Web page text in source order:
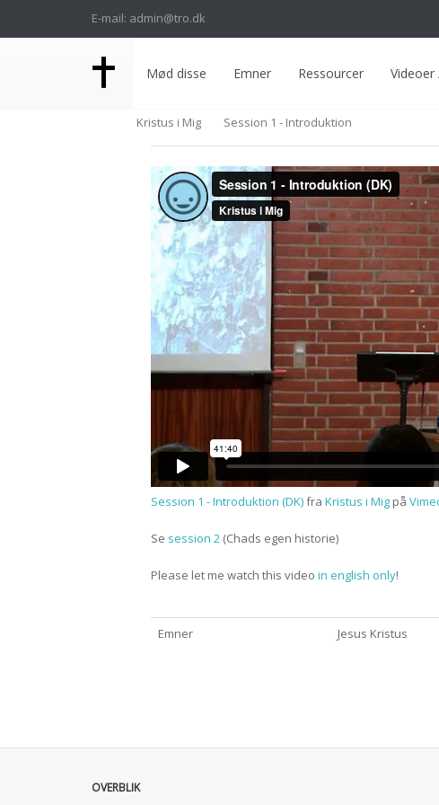
E-mail: admin@tro.dk
Mød disse Emner Ressourcer Videoer
Kristus i Mig Session 1 - Introduktion
Session 1 - Introduktion (DK)fra Kristus i Mig på
Se session 2 (Chads egen historie)
Please let me watch this video in english only!
Emner Jesus Kristus
OVERBLIK